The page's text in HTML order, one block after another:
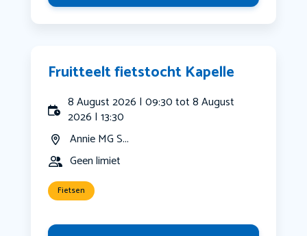
Fruitteelt fietstocht Kapelle
8 August 2026 | 09:30 tot 8 August
2026 | 13:30
Annie MG S...
Geen limiet
Fietsen